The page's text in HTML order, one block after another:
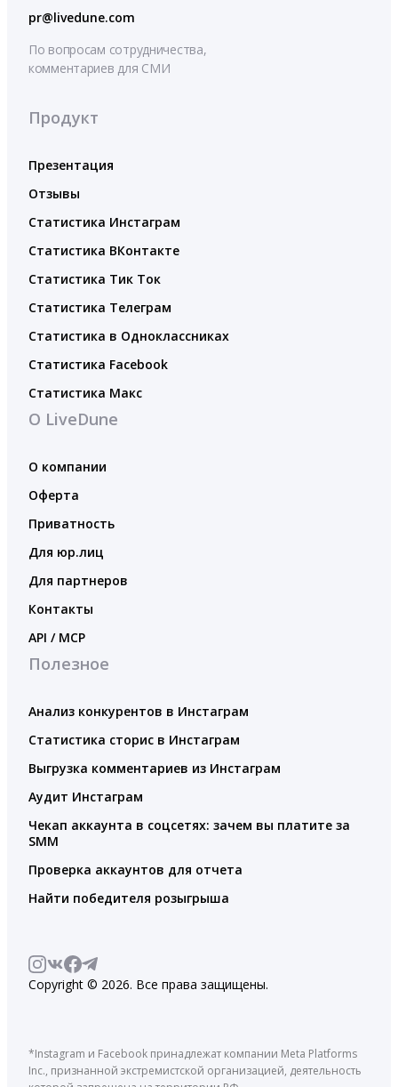
pr@livedune.com
По вопросам сотрудничества,
комментариев для СМИ
Продукт
Презентация
Отзывы
Статистика Инстаграм
Статистика ВКонтакте
Статистика Тик Ток
Статистика Телеграм
Статистика в Одноклассниках
Статистика Facebook
Статистика Макс
О LiveDune
О компании
Оферта
Приватность
Для юр.лиц
Для партнеров
Контакты
API / MCP
Полезное
Анализ конкурентов в Инстаграм
Статистика сторис в Инстаграм
Выгрузка комментариев из Инстаграм
Аудит Инстаграм
Чекап аккаунта в соцсетях: зачем вы платите за
SMM
Проверка аккаунтов для отчета
Найти победителя розыгрыша
Copyright © 2026. Все права защищены.
*Instagram и Facebook принадлежат компании Meta Platforms
Inc., признанной экстремистской организацией, деятельность